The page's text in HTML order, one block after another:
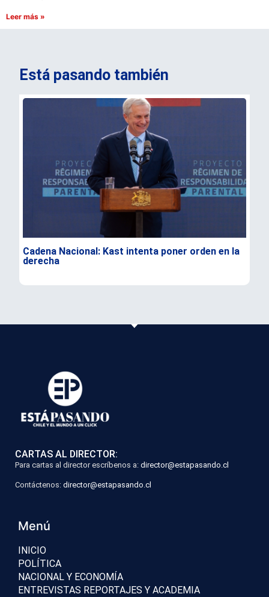
Leer más »
Está pasando también
Cadena Nacional: Kast intenta poner orden en la
derecha
CARTAS AL DIRECTOR:
Para cartas al director escríbenos a: director@estapasando.cl
Contáctenos: director@estapasando.cl
Menú
INICIO
POLÍTICA
NACIONAL Y ECONOMÍA
ENTREVISTAS REPORTAJES Y ACADEMIA